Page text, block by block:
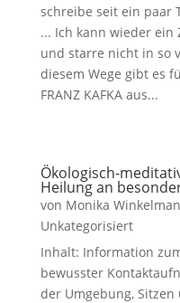
schreibe seit ein paar
... Ich kann wieder
und starre nicht in so
diesem Wege gibt es
FRANZ KAFKA aus...
Ökologisch-
Heilung an
von Monika
Unkategorisiert
Inhalt: Information
bewusster
der Umgebung,